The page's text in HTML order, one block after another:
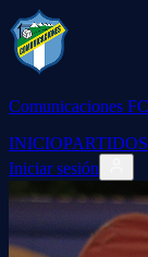
Comunicaciones FC
INICIOPARTIDOS
Iniciar sesión